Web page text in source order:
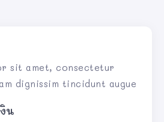
sit amet, consectetur
dignissim tincidunt augue
งิน